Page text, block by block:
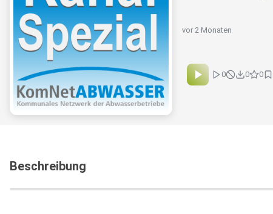
vor 2 Monaten
0 0 0
Beschreibung